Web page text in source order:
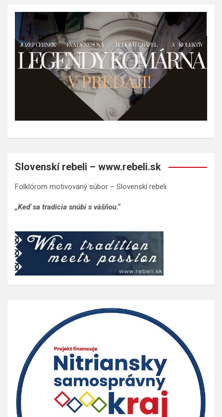
Slovenskí rebeli – www.rebeli.sk
Folklórom motivovaný súbor – Slovenskí rebeli.
„Keď sa tradícia snúbi s vášňou.“